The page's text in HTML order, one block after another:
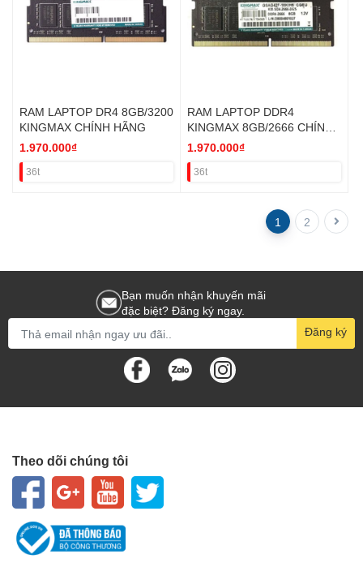
RAM LAPTOP DR4 8GB/3200
KINGMAX CHÍNH HÃNG
1.970.000₫
36t
RAM LAPTOP DDR4
KINGMAX 8GB/2666 CHÍNH
HÃNG
1.970.000₫
36t
1 2
Bạn muốn nhận khuyến mãi
đặc biệt? Đăng ký ngay.
Đăng ký
Theo dõi chúng tôi